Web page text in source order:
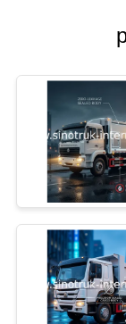
PLAN
SITE
DE